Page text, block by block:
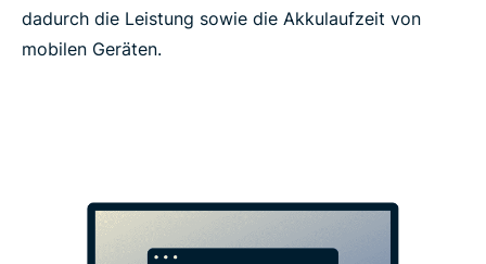
dadurch die Leistung sowie die Akkulaufzeit von
mobilen Geräten.